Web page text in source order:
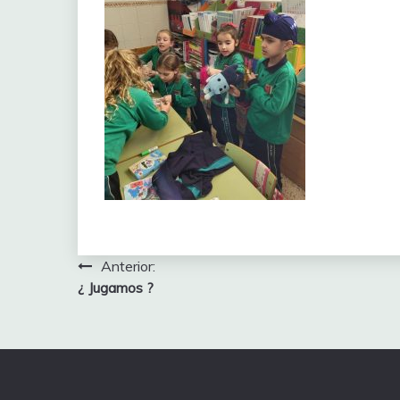
Navegación
de
Anterior:
¿ Jugamos ?